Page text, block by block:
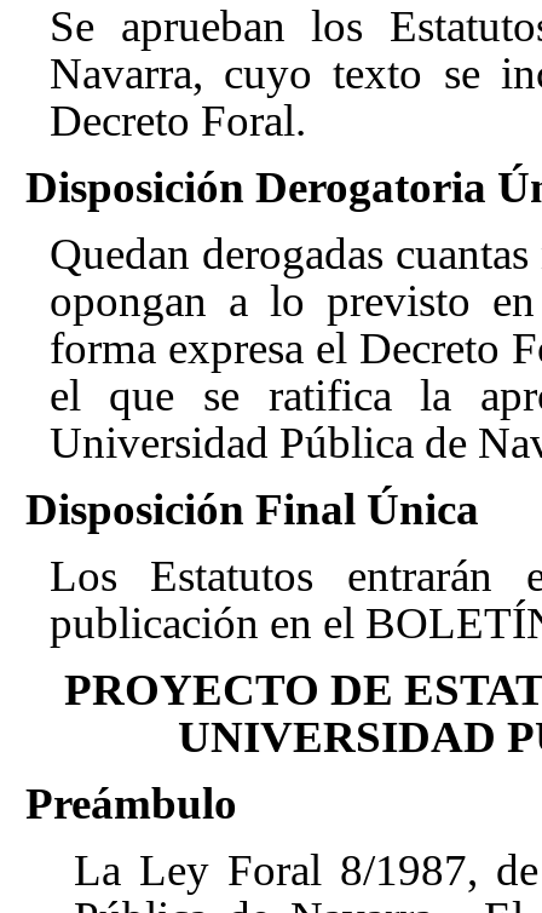
Se aprueban los
Navarra, cuyo texto se
Decreto Foral.
Disposición Derogatoria
Quedan derogadas
opongan a lo previsto
forma expresa el Decreto
el que se ratifica la
Universidad Pública de
Disposición Final Única
Los Estatutos
publicación en el
PROYECTO DE
UNIVERSIDAD
Preámbulo
La Ley Foral 8/1987,